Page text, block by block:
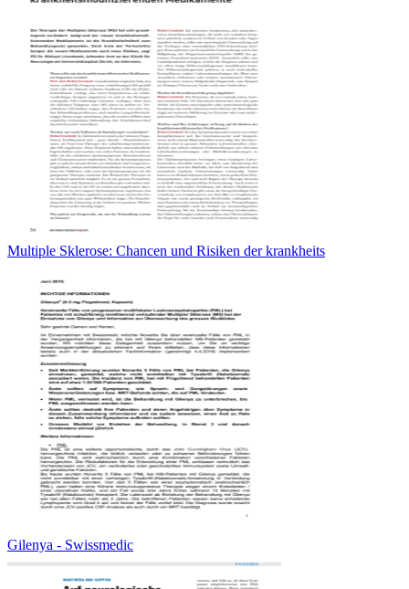
Multiple Sklerose: Chancen und Risiken der krankheits
Gilenya - Swissmedic